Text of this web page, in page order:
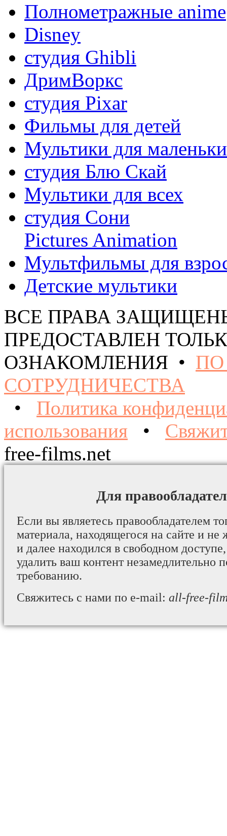
Полнометражные anime
Disney
студия Ghibli
ДримВоркс
студия Pixar
Фильмы для детей
Мультики для
студия Блю Скай
Мультики для всех
студия Сони
Pictures Animation
Мультфильмы для
Детские мультики
ВСЕ ПРАВА
ПРЕДОСТАВЛЕН
ОЗНАКОМЛЕНИЯ •
СОТРУДНИЧЕСТВА
• Политика
использования •
free-films.net
Для
Если вы являетесь правообладателем
материала, находящегося на сайте и не
и далее находился в свободном
удалить ваш контент незамедлительно
требованию.
Свяжитесь с нами по e-mail: all-free-